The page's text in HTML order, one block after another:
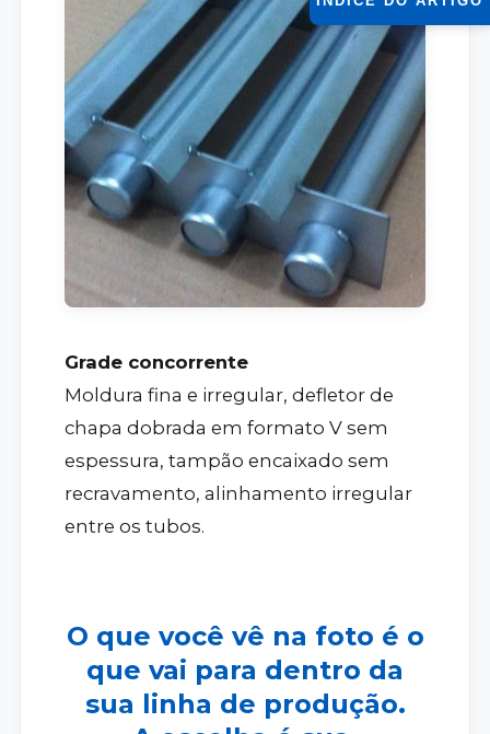
Grade concorrente
Moldura fina e irregular, defletor de
chapa dobrada em formato V sem
espessura, tampão encaixado sem
recravamento, alinhamento irregular
entre os tubos.
O que você vê na foto é o
que vai para dentro da
sua linha de produção.